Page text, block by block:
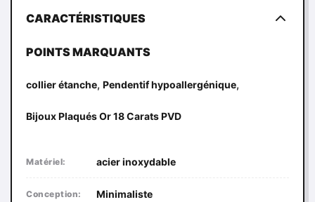
CARACTÉRISTIQUES
POINTS MARQUANTS
collier étanche, Pendentif hypoallergénique,
Bijoux Plaqués Or 18 Carats PVD
Matériel: acier inoxydable
Conception: Minimaliste